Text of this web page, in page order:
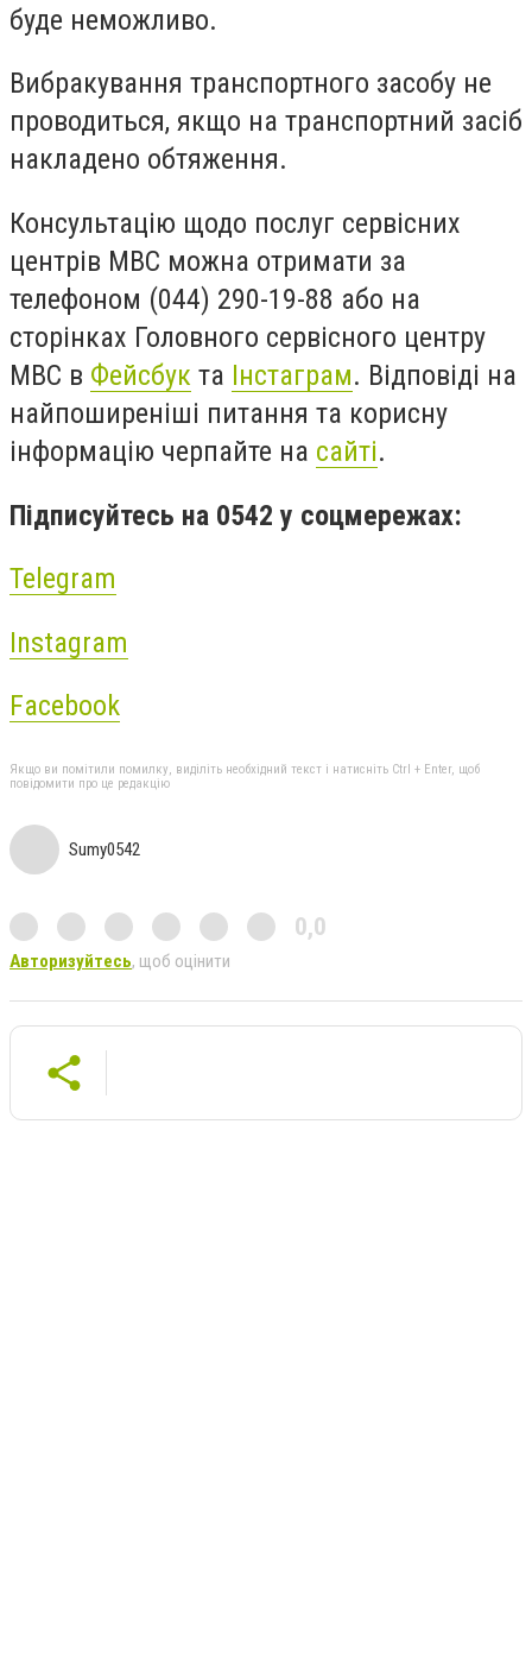
буде неможливо.
Вибракування транспортного засобу не
проводиться, якщо на транспортний засіб
накладено обтяження.
Консультацію щодо послуг сервісних
центрів МВС можна отримати за
телефоном (044) 290-19-88 або на
сторінках Головного сервісного центру
МВС в Фейсбук та Інстаграм. Відповіді на
найпоширеніші питання та корисну
інформацію черпайте на сайті.
Підписуйтесь на 0542 у соцмережах:
Telegram
Instagram
Facebook
Якщо ви помітили помилку, виділіть необхідний текст і натисніть Ctrl + Enter, щоб
повідомити про це редакцію
Sumy0542
0,0
Авторизуйтесь, щоб оцінити